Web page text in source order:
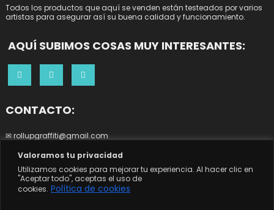
Valoramos tu privacidad
Utilizamos cookies para mejorar tu experiencia. Al hacer clic en
"Aceptar todo", aceptas el uso de
cookies. Política de cookies
Todos los productos que aquí se venden están testeados por varios
artistas para asegurar así su buena calidad y funcionamiento.
AQUÍ SUBIMOS COSAS MUY INTERESANTES:
CONTACTO:
✉ rollupgraffiti@gmail.com